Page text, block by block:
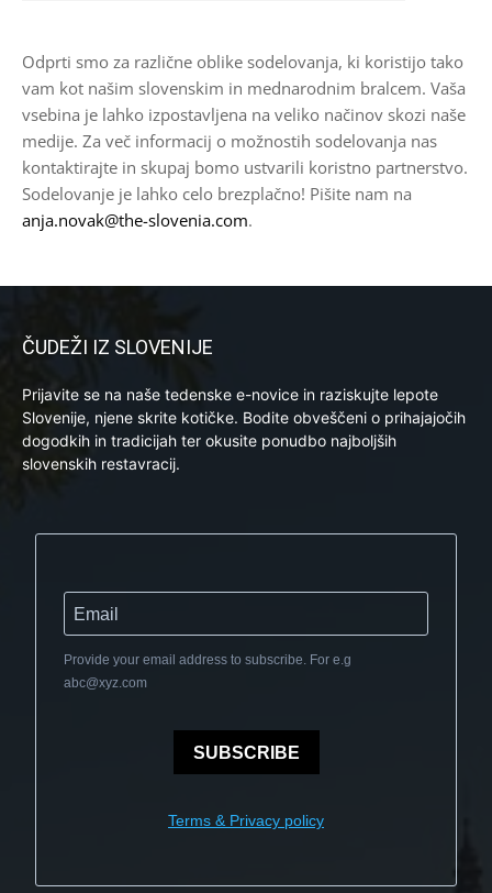
Odprti smo za različne oblike sodelovanja, ki koristijo tako
vam kot našim slovenskim in mednarodnim bralcem. Vaša
vsebina je lahko izpostavljena na veliko načinov skozi naše
medije. Za več informacij o možnostih sodelovanja nas
kontaktirajte in skupaj bomo ustvarili koristno partnerstvo.
Sodelovanje je lahko celo brezplačno! Pišite nam na
anja.novak@the-slovenia.com.
ČUDEŽI IZ SLOVENIJE
Prijavite se na naše tedenske e-novice in raziskujte lepote
Slovenije, njene skrite kotičke. Bodite obveščeni o prihajajočih
dogodkih in tradicijah ter okusite ponudbo najboljših
slovenskih restavracij.
Provide your email address to subscribe. For e.g
abc@xyz.com
SUBSCRIBE
Terms & Privacy policy